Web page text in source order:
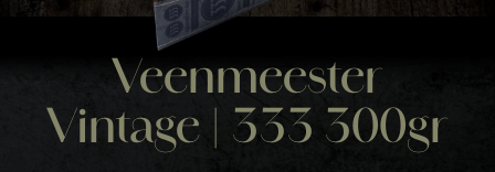
Veenmeester
Vintage | 333 300gr